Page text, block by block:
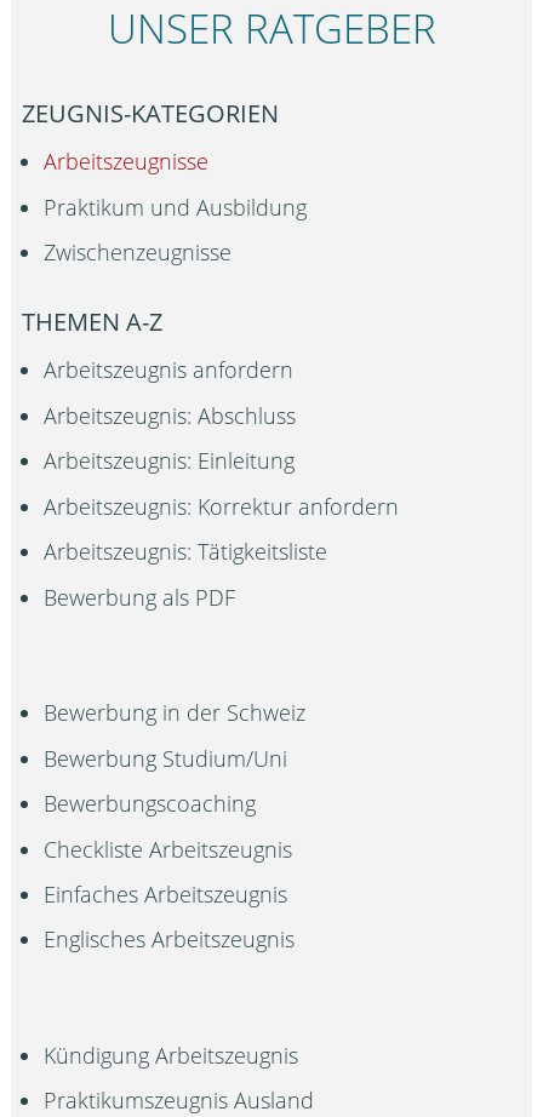
UNSER RATGEBER
ZEUGNIS-KATEGORIEN
Arbeitszeugnisse
Praktikum und Ausbildung
Zwischenzeugnisse
THEMEN A-Z
Arbeitszeugnis anfordern
Arbeitszeugnis: Abschluss
Arbeitszeugnis: Einleitung
Arbeitszeugnis: Korrektur anfordern
Arbeitszeugnis: Tätigkeitsliste
Bewerbung als PDF
Bewerbung in der Schweiz
Bewerbung Studium/Uni
Bewerbungscoaching
Checkliste Arbeitszeugnis
Einfaches Arbeitszeugnis
Englisches Arbeitszeugnis
Kündigung Arbeitszeugnis
Praktikumszeugnis Ausland